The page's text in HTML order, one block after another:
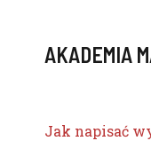
AKADEMIA
Jak napisać